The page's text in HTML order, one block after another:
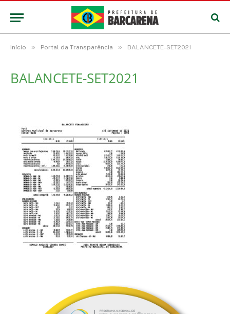
Início » Portal da Transparência » BALANCETE-SET2021
BALANCETE-SET2021